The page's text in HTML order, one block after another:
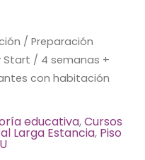
/ Preparación
Start / 4 semanas +
con habitación
educativa,Cursos
Larga Estancia, Piso